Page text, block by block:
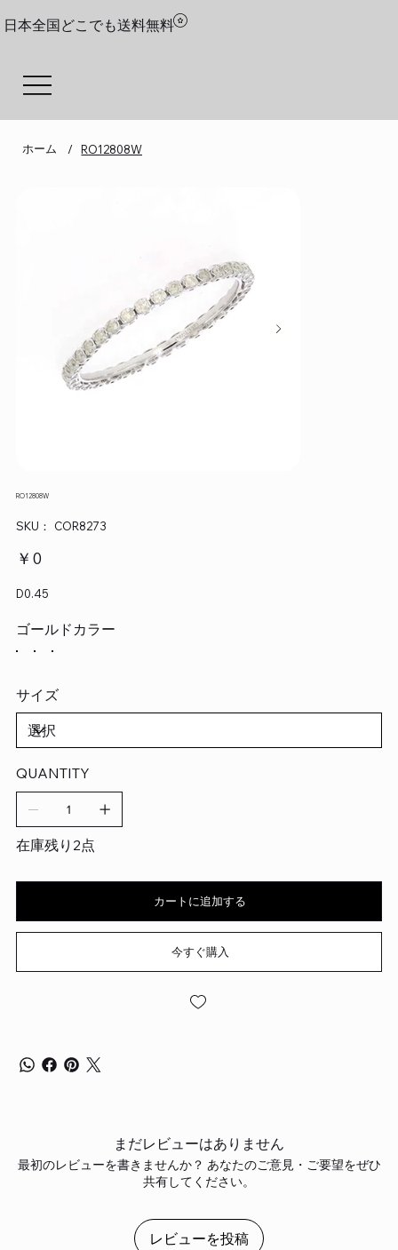
日本全国どこでも送料無料
ホーム / RO12808W
RO12808W
SKU：
SKU：
COR8273
価
格
￥0
D0.45
ゴールドカラー
サイズ
QUANTITY
在庫残り2点
カートに追加する
今すぐ購入
まだレビューはありません
最初のレビューを書きませんか？ あなたのご意見・ご要望をぜひ
共有してください。
レビューを投稿